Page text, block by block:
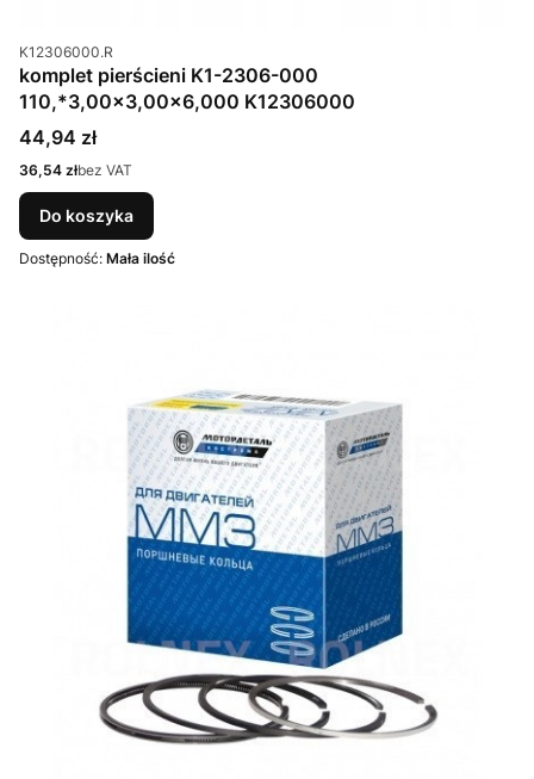
Kod produktu
K12306000.R
komplet pierścieni K1-2306-000
110,*3,00x3,00x6,000 K12306000
Cena
44,94 zł
Cena
36,54 złbez VAT
Do koszyka
Dostępność: Mała ilość